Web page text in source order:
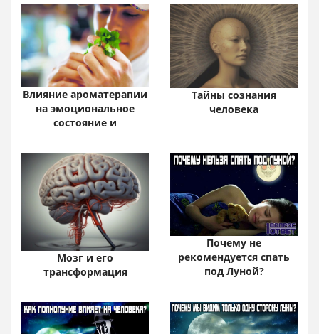
Влияние ароматерапии
на эмоциональное
состояние и
Тайны сознания
человека
Мозг и его
трансформация
Почему не
рекомендуется спать
под Луной?